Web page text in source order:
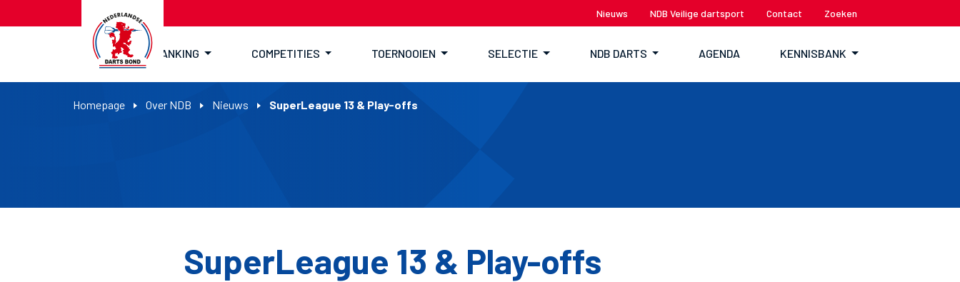
Nieuws NDB Veilige dartsport Contact Zoeken
RANKING COMPETITIES TOERNOOIEN SELECTIE NDB DARTS AGENDA KENNISBANK
Homepage Over NDB Nieuws SuperLeague 13 & Play-offs
SuperLeague 13 & Play-offs